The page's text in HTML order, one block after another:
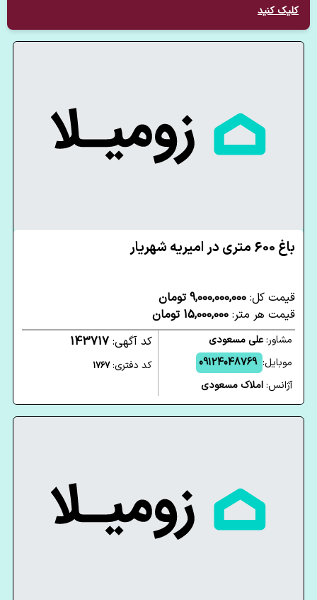
کلیک کنید
باغ 600 متری در امیریه شهریار
قیمت کل: 9,000,000,000 تومان
قیمت هر متر: 15,000,000 تومان
مشاور:علی مسعودی
موبایل: 09124048769
آژانس:املاک مسعودی
کد آگهی: 143717
کد دفتری:1767